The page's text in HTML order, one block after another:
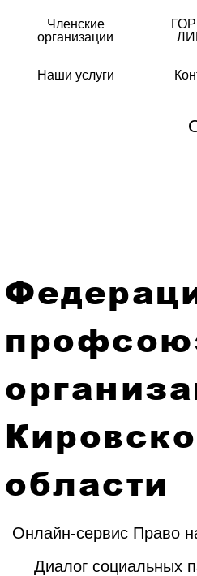
Членские
организации
Наши услуги
области
Онлайн-сервис Право
Диалог социальных